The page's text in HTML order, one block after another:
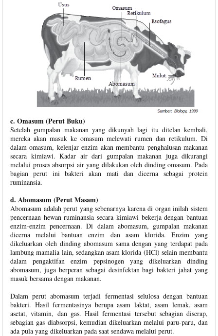
c. Omasum (Perut Buku)
Setelah gumpalan makanan yang dikunyah lagi itu ditelan kembali,
mereka akan masuk ke omasum melewati rumen dan retikulum. Di
dalam omasum, kelenjar enzim akan membantu penghalusan makanan
secara kimiawi. Kadar air dari gumpalan makanan juga dikurangi
melalui proses absorpsi air yang dilakukan oleh dinding omasum. Pada
bagian perut ini bakteri akan mati dan dicerna sebagai protein
ruminansia.
d. Abomasum (Perut Masam)
Abomasum adalah perut yang sebenarnya karena di organ inilah sistem
pencernaan hewan ruminansia secara kimiawi bekerja dengan bantuan
enzim-enzim pencernaan. Di dalam abomasum, gumpalan makanan
dicerna melalui bantuan enzim dan asam klorida. Enzim yang
dikeluarkan oleh dinding abomasum sama dengan yang terdapat pada
lambung mamalia lain, sedangkan asam klorida (HCl) selain membantu
dalam pengaktifan enzim pepsinogen yang dikeluarkan dinding
abomasum, juga berperan sebagai desinfektan bagi bakteri jahat yang
masuk bersama dengan makanan.
Dalam perut abomasum terjadi fermentasi selulosa dengan bantuan
bakteri. Hasil fermentasinya berupa asam laktat, asam lemak, asam
asetat, vitamin, dan gas. Hasil fermentasi tersebut sebagian diserap,
sebagian gas diabsorpsi, kemudian dikeluarkan melalui paru-paru, dan
ada pula yang dikeluarkan pada saat sendawa melalui perut.